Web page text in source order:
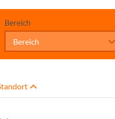
Bereich
Bereich